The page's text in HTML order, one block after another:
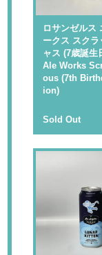
ロサンゼルス
ークス スクラ
ャス (7歳誕生
Ale Works
ous (7th
ion)
Sold Out